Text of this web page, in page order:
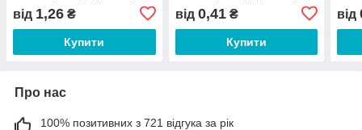
від 1,26 ₴
Купити
від 0,41₴
Купити
від
Про нас
100% позитивних з 721 відгука за рік